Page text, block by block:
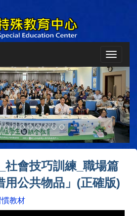
Toggle
Next
社會技巧訓練_職場篇
用公共物品」(正確版)
教材